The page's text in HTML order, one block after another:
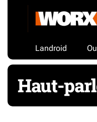
Landroid
Haut-